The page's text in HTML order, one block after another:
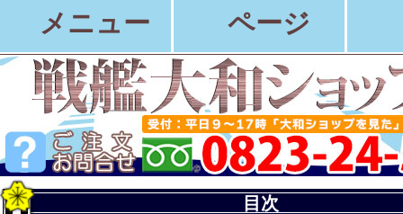
メニュー ページ
目次